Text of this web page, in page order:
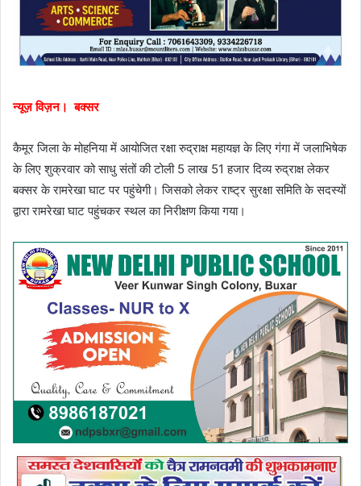
न्यूज़ विज़न। बक्सर
कैमूर जिला के मोहनिया में आयोजित रक्षा रुद्राक्ष महायज्ञ के लिए गंगा में जलाभिषेक
के लिए शुक्रवार को साधु संतों की टोली 5 लाख 51 हजार दिव्य रुद्राक्ष लेकर
बक्सर के रामरेखा घाट पर पहुंचेगी। जिसको लेकर राष्ट्र सुरक्षा समिति के सदस्यों
द्वारा रामरेखा घाट पहुंचकर स्थल का निरीक्षण किया गया।